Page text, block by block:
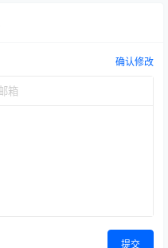
确认修改
提交